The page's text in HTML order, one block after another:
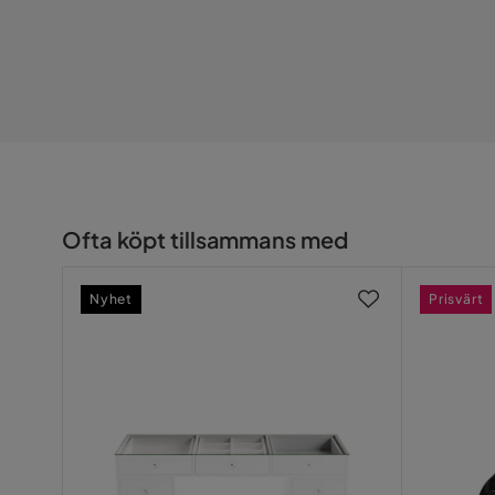
Ofta köpt tillsammans med
Nyhet Prisvärt